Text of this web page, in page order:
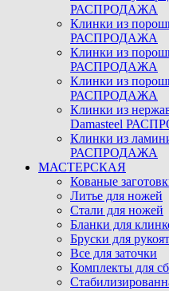
РАСПРОДАЖА
Клинки из
РАСПРОДАЖА
Клинки из
РАСПРОДАЖА
Клинки из
РАСПРОДАЖА
Клинки из
Damasteel
Клинки из
РАСПРОДАЖА
МАСТЕРСКАЯ
Кованые
Литье для ножей
Стали для ножей
Бланки для
Бруски для
Все для заточки
Комплекты для